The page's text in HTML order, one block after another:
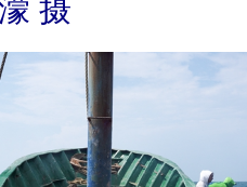
摄